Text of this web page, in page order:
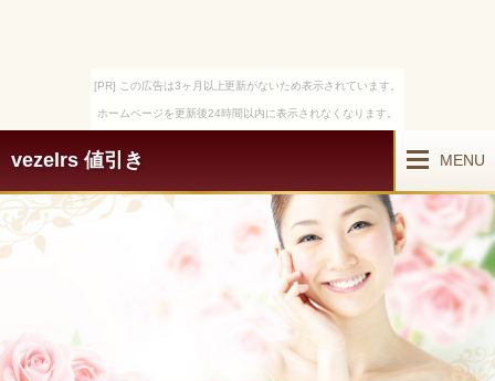
[PR] この広告は3ヶ月以上更新がないため表示されています。
ホームページを更新後24時間以内に表示されなくなります。
vezelrs 値引き MENU